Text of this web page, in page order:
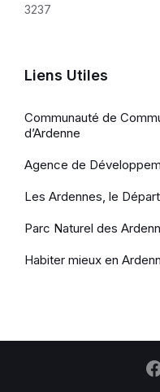
3237
Liens Utiles
Communauté de
d’Ardenne
Agence de
Les Ardennes, le
Parc Naturel des
Habiter mieux en